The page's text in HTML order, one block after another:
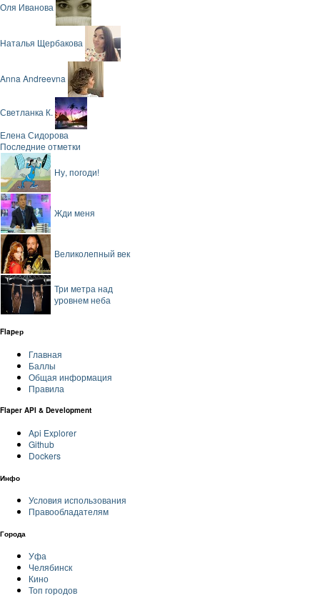
Оля Иванова
Наталья Щербакова
Anna Andreevna
Светланка К.
Елена Сидорова
Последние отметки
Ну, погоди!
Жди меня
Великолепный век
Три метра над
уровнем неба
Flapер
Главная
Баллы
Общая информация
Правила
Flaper API & Development
Api Explorer
Github
Dockers
Инфо
Условия использования
Правообладателям
Города
Уфа
Челябинск
Кино
Топ городов